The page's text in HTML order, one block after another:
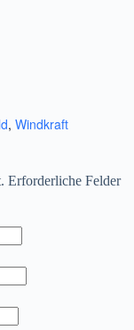
, Windkraft
Erforderliche Felder